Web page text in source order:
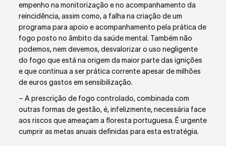
empenho na monitorização e no acompanhamento da
reincidência, assim como, a falha na criação de um
programa para apoio e acompanhamento pela prática de
fogo posto no âmbito da saúde mental. Também não
podemos, nem devemos, desvalorizar o uso negligente
do fogo que está na origem da maior parte das ignições
e que continua a ser prática corrente apesar de milhões
de euros gastos em sensibilização.
– A prescrição de fogo controlado, combinada com
outras formas de gestão, é, infelizmente, necessária face
aos riscos que ameaçam a floresta portuguesa. É urgente
cumprir as metas anuais definidas para esta estratégia.